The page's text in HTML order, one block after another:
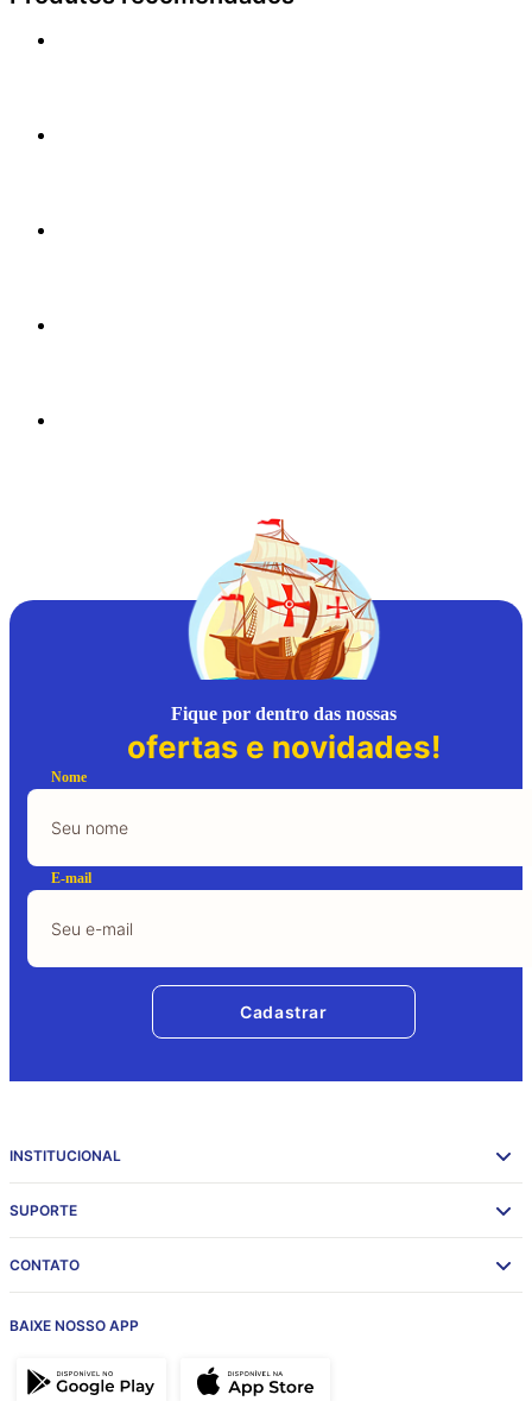
Fique por dentro das nossas
ofertas e novidades!
Nome
E-mail
Cadastrar
INSTITUCIONAL
SUPORTE
CONTATO
BAIXE NOSSO APP